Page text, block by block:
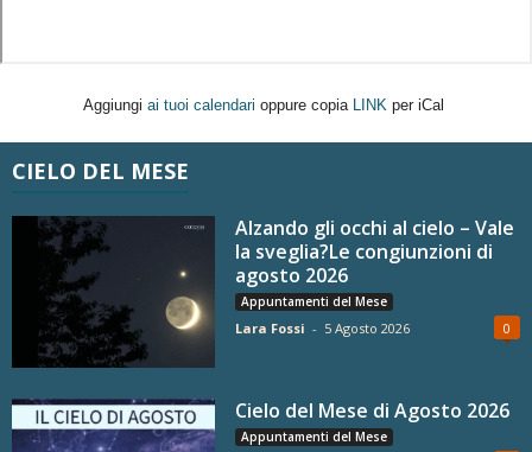
Aggiungi ai tuoi calendari oppure copia LINK per iCal
CIELO DEL MESE
Alzando gli occhi al cielo – Vale
la sveglia?Le congiunzioni di
agosto 2026
Appuntamenti del Mese
Lara Fossi - 5 Agosto 2026 0
Cielo del Mese di Agosto 2026
Appuntamenti del Mese